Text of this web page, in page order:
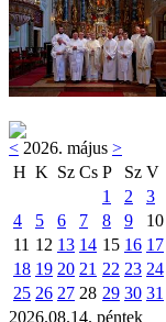
< 2026. május >
H K Sz Cs P Sz V
1
2
3
4
5 6 7 8 9
10
11 12 13 14 15 16 17
18 19 20 21 22 23 24
25 26 27 28 29 30 31
2026.08.14. péntek